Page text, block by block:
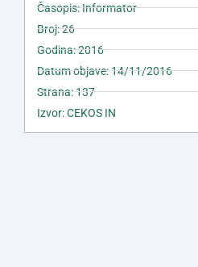
Časopis: Informator
Broj: 26
Godina: 2016
Datum objave: 14/11/2016
Strana: 137
Izvor: CEKOS IN